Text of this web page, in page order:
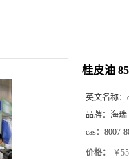
桂皮油
英文名称：
品牌： 海瑞
cas： 8007-
价格： ￥